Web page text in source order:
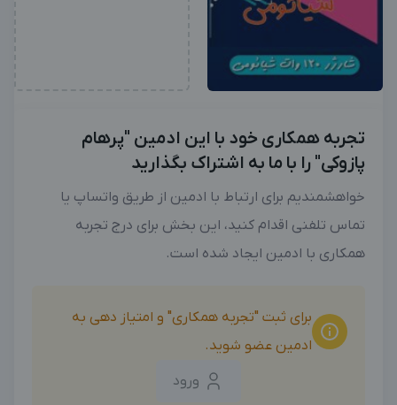
تجربه همکاری خود با این ادمین "پرهام
پازوکی" را با ما به اشتراک بگذارید
خواهشمندیم برای ارتباط با ادمین از طریق واتساپ یا
تماس تلفنی اقدام کنید، این بخش برای درج تجربه
همکاری با ادمین ایجاد شده است.
برای ثبت "تجربه همکاری" و امتیاز دهی به
ادمین عضو شوید.
ورود